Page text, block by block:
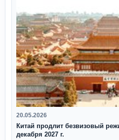
20.05.2026
Китай продлит безвизовый
декабря 2027 г.